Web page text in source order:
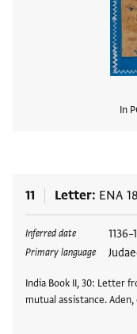
In
11 Letter ENA
Inferred date
Primary language
India Book II, 30: Letter
mutual assistance. Aden,
Tags